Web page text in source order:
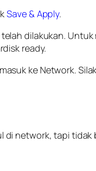
Save & Apply.
dilakukan.
ready.
ke Network.
di network, tapi